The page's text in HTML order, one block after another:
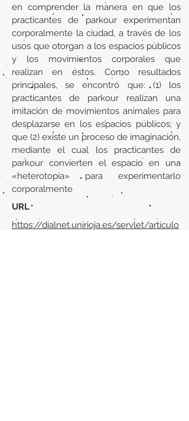
en comprender la manera en que los
practicantes de parkour experimentan
corporalmente la ciudad, a través de los
usos que otorgan a los espacios públicos
y los movimientos corporales que
realizan en éstos. Como resultados
principales, se encontró que: (1) los
practicantes de parkour realizan una
imitación de movimientos animales para
desplazarse en los espacios públicos; y
que (2) existe un proceso de imaginación,
mediante el cual los practicantes de
parkour convierten el espacio en una
«heterotopía» para experimentarlo
corporalmente
URL
https://dialnet.unirioja.es/servlet/articulo